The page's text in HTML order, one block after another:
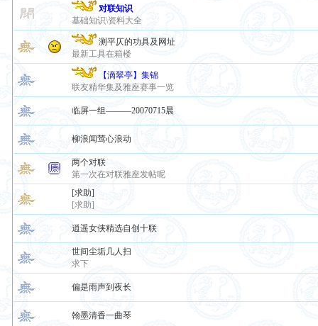
对联知识
基础知识\资料大全
测平仄的功具及网址
最新工具在箱楼
【滴翠亭】集锦
联友精华集及雅座赛事一览
临屏一组———20070715晨
柳浪闻莺心浪动
两个对联
第一次在对联雅座发帖呢
[求助]
[求助]
逍遥女侠精选自创十联
世间尘垢几人扫
求下
偏是雨声到夜长
翰墨清香一曲琴